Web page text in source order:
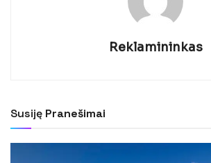
Reklamininkas
Susiję Pranešimai